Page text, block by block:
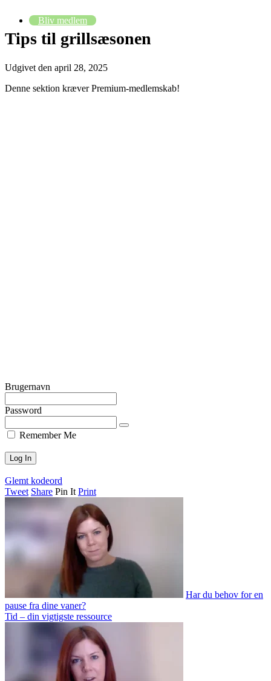
Bliv medlem
Tips til grillsæsonen
Udgivet den april 28, 2025
Denne sektion kræver Premium-medlemskab!
Brugernavn
Password
Remember Me
Glemt kodeord
Tweet Share Pin It Print
Har du behov for en
pause fra dine vaner?
Tid – din vigtigste ressource